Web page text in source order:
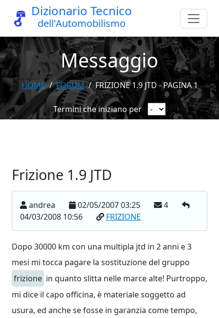
Dizionario Tecnico
dell'Automobilismo
Messaggio
HOME FORUM FRIZIONE 1.9 JTD - PAGINA 1
Termini che iniziano per
Frizione 1.9 JTD
andrea 02/05/2007 03:25
4
04/03/2008 10:56
FRIZIONE
Dopo 30000 km con una multipla jtd in 2 anni e 3
mesi mi tocca pagare la sostituzione del gruppo
frizione in quanto slitta nelle marce alte! Purtroppo,
mi dice il capo officina, è materiale soggetto ad
usura, ed anche se fosse in garanzia come tempo,